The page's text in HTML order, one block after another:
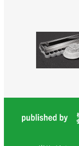
>>日本発の塗装
>>[人事]新社長